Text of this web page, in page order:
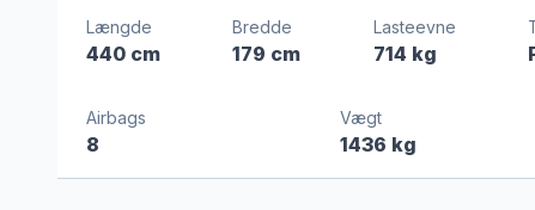
Længde
440 cm
Bredde
179 cm
Lasteevne
714 kg
Airbags
8
Vægt
1436 kg